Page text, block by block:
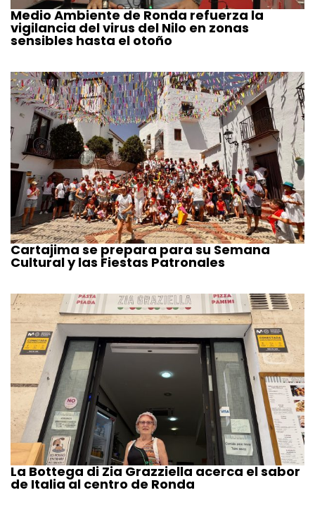
Medio Ambiente de Ronda refuerza la
vigilancia del virus del Nilo en zonas
sensibles hasta el otoño
Cartajima se prepara para su Semana
Cultural y las Fiestas Patronales
La Bottega di Zia Grazziella acerca el sabor
de Italia al centro de Ronda